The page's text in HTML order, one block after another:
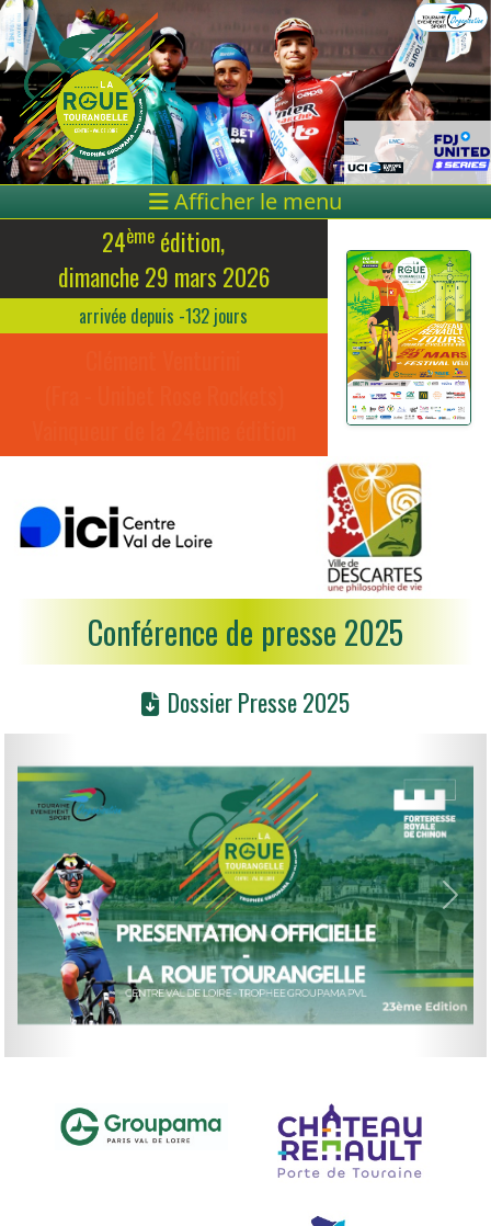
Afficher le menu
24ème édition,
dimanche 29 mars 2026
arrivée depuis -132 jours
Conférence de presse 2025
Dossier Presse 2025
Précedent